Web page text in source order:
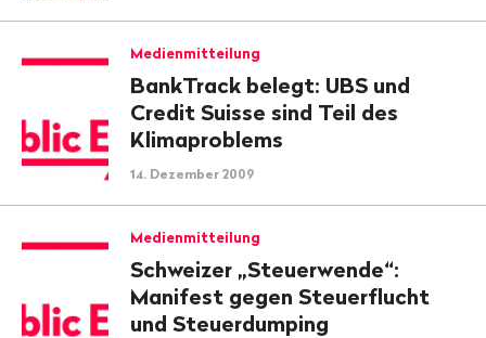
Medienmitteilung
BankTrack belegt: UBS und
Credit Suisse sind Teil des
Klimaproblems
14. Dezember 2009
Medienmitteilung
Schweizer „Steuerwende“:
Manifest gegen Steuerflucht
und Steuerdumping